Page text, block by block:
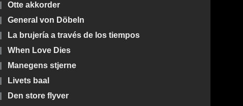
Otte akkorder
General von Döbeln
La brujería a través de los tiempos
When Love Dies
Manegens stjerne
Livets baal
Den store flyver